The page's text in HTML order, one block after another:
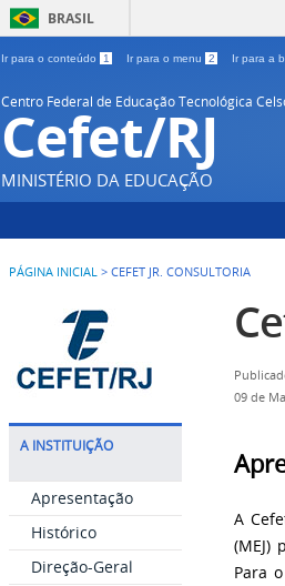
BRASIL
Ir para o conteúdo 1 Ir para o menu 2 Ir para a
Centro Federal de Educação Tecnológica
Cefet/RJ
MINISTÉRIO DA EDUCAÇÃO
PÁGINA INICIAL > CEFET JR. CONSULTORIA
A INSTITUIÇÃO
Apresentação
Histórico
Direção-Geral
09 de
A
(MEJ)
Para